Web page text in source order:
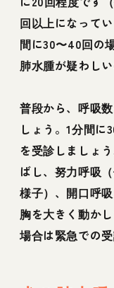
回以上になって
間に30〜40回の
肺水腫が疑わし
普段から、呼吸
しょう。1分間
を受診しましょ
ばし、努力呼吸
様子）、開口呼
胸を大きく動か
場合は緊急での